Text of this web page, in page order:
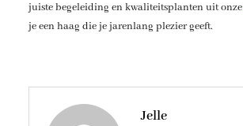
juiste begeleiding en kwaliteitsplanten uit onze
je een haag die je jarenlang plezier geeft.
Jelle